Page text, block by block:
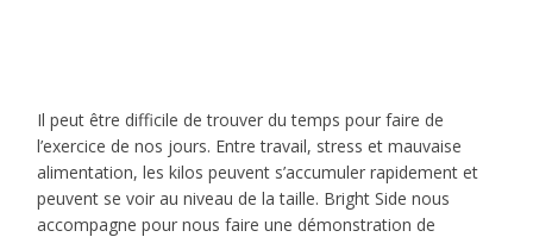
Il peut être difficile de trouver du temps pour faire de
l’exercice de nos jours. Entre travail, stress et mauvaise
alimentation, les kilos peuvent s’accumuler rapidement et
peuvent se voir au niveau de la taille. Bright Side nous
accompagne pour nous faire une démonstration de